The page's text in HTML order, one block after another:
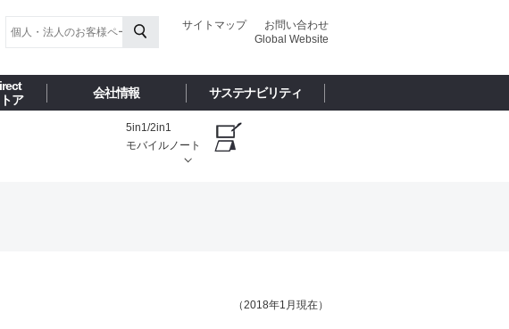
お問い合わせ
サイトマップ
Global Website
ア
会社情報 サステナビリティ
5in1/2in1
モバイルノート
（2018年1月現在）